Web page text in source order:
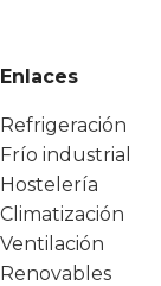
Enlaces
Refrigeración
Frío industrial
Hostelería
Climatización
Ventilación
Renovables